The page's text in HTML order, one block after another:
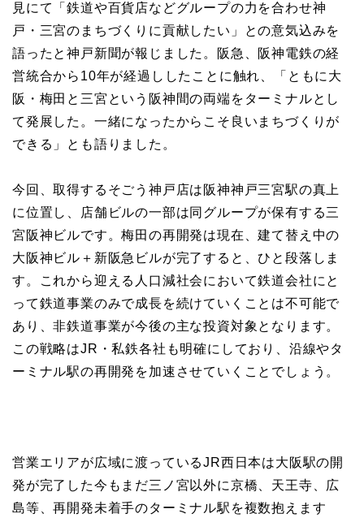
見にて「鉄道や百貨店などグループの力を合わせ神
戸・三宮のまちづくりに貢献したい」との意気込みを
語ったと神戸新聞が報じました。阪急、阪神電鉄の経
営統合から10年が経過ししたことに触れ、「ともに大
阪・梅田と三宮という阪神間の両端をターミナルとし
て発展した。一緒になったからこそ良いまちづくりが
できる」とも語りました。
今回、取得するそごう神戸店は阪神神戸三宮駅の真上
に位置し、店舗ビルの一部は同グループが保有する三
宮阪神ビルです。梅田の再開発は現在、建て替え中の
大阪神ビル＋新阪急ビルが完了すると、ひと段落しま
す。これから迎える人口減社会において鉄道会社にと
って鉄道事業のみで成長を続けていくことは不可能で
あり、非鉄道事業が今後の主な投資対象となります。
この戦略はJR・私鉄各社も明確にしており、沿線やタ
ーミナル駅の再開発を加速させていくことでしょう。
営業エリアが広域に渡っているJR西日本は大阪駅の開
発が完了した今もまだ三ノ宮以外に京橋、天王寺、広
島等、再開発未着手のターミナル駅を複数抱えます